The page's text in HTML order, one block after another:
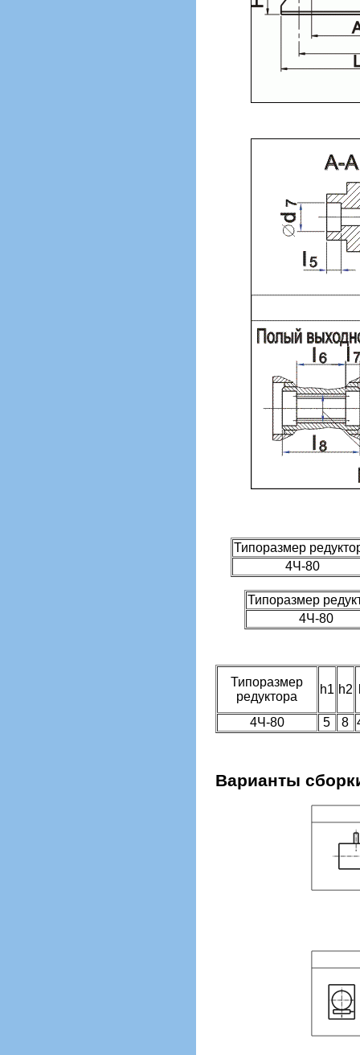
Типоразмер
4Ч-80
Типоразмер
4Ч-80
Типоразмер
редуктора
h1 h2
4Ч-80 5 8
Варианты